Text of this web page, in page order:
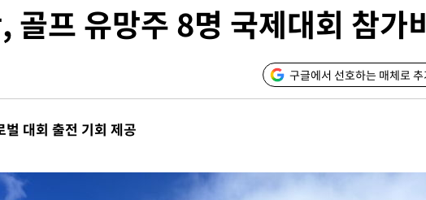
자매, 아제르바이잔 투란VC 입단
트(0.36%) 내린 798.81마감
보합…0.60% 내린 6258.77에 마쳐
원 내린 1416.1원 마감
측…서울, 2018년 이후 첫 40도
파문…"국민적 공분에 수사 재개"
골프 유망주 8명 국제대회 참가
구글에서 선호하는 매체로
벌 대회 출전 기회 제공